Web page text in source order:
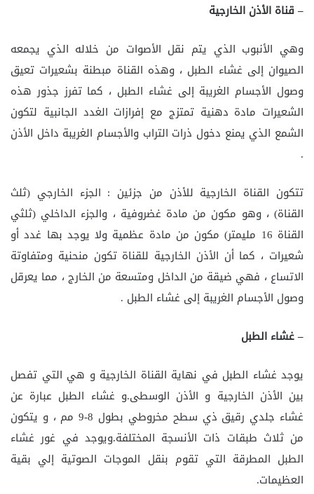
– قناة الأذن الخارجية
وهي الأنبوب الذي يتم نقل الأصوات من خلاله الذي يجمعه
الصيوان إلى غشاء الطبل ، وهذه القناة مبطنة بشعيرات تعيق
وصول الأجسام الغريبة إلى غشاء الطبل ، كما تفرز جذور هذه
الشعيرات مادة دهنية تمتزج مع إفرازات الغدد الجانبية لتكون
الشمع الذي يمنع دخول ذرات التراب والأجسام الغريبة داخل الأذن
.
تتكون القناة الخارجية للأذن من جزئين : الجزء الخارجي (ثلث
القناة) ، وهو مكون من مادة غضروفية ، والجزء الداخلي (ثلثي
القناة 16 مليمتر) مكون من مادة عظمية ولا يوجد بها غدد أو
شعيرات ، كما أن الأذن الخارجية للقناة تكون منحنية ومتفاوتة
الاتساع ، فهي ضيقة من الداخل ومتسعة من الخارج ، مما يعرقل
وصول الأجسام الغريبة إلى غشاء الطبل .
– غشاء الطبل
يوجد غشاء الطبل في نهاية القناة الخارجية و هي التي تفصل
بين الأذن الخارجية و الأذن الوسطى.و غشاء الطبل عبارة عن
غشاء جلدي رقيق ذي سطح مخروطي بطول 8-9 مم ، و يتكون
من ثلاث طبقات ذات الأنسجة المختلفة.ويوجد في غور غشاء
الطبل المطرقة التي تقوم بنقل الموجات الصوتية إلي بقية
العظيمات.